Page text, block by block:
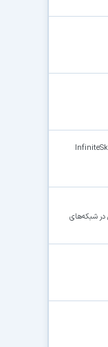
در شبکه‌های